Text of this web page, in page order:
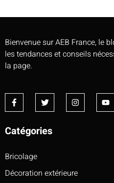
Bienvenue sur AEB France, le
les tendances et conseils
la page.
Catégories
Bricolage
Décoration extérieure